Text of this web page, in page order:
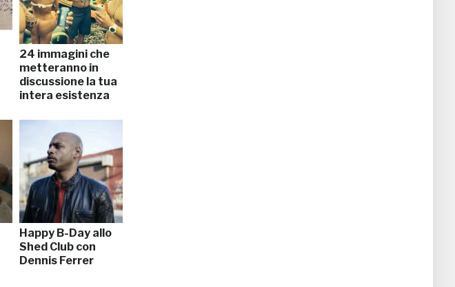
24 immagini che
metteranno in
discussione la tua
intera esistenza
Happy B-Day allo
Shed Club con
Dennis Ferrer